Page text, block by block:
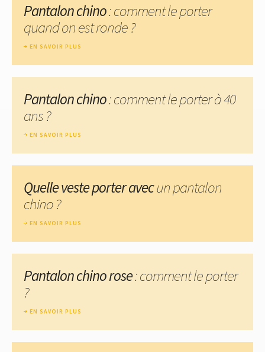
Pantalon chino: comment le porter
quand on est ronde ?
EN SAVOIR PLUS
Pantalon chino: comment le porter à 40
ans ?
EN SAVOIR PLUS
Quelle veste porter avecun pantalon
chino ?
EN SAVOIR PLUS
Pantalon chino rose: comment le porter
?
EN SAVOIR PLUS